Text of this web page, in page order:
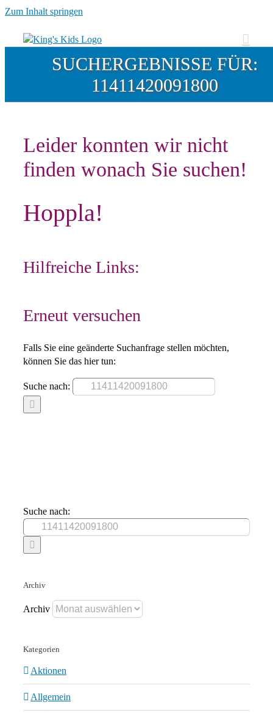
Zum Inhalt springen
SUCHERGEBNISSE FÜR:
11411420091800
Leider konnten wir nicht
finden wonach Sie suchen!
Hoppla!
Hilfreiche Links:
Erneut versuchen
Falls Sie eine geänderte Suchanfrage stellen möchten,
können Sie das hier tun:
Suche nach:
Suche nach:
Archiv
Archiv
Kategorien
Aktionen
Allgemein